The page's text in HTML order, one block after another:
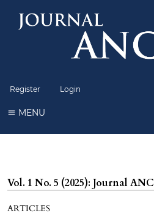
Register Login
MENU
Vol. 1 No. 5 (2025): Journal ANC
ARTICLES